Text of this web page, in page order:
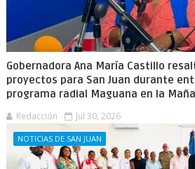
Gobernadora Ana María Castillo
proyectos para San Juan durante
programa radial Maguana en la
Redacción Jul 30, 2026
NOTICIAS DE SAN JUAN